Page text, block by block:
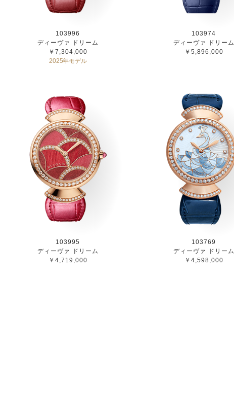
103996
ディーヴァ ドリーム
￥7,304,000
2025年モデル
103974
ディーヴァ ドリーム
￥5,896,000
103995
ディーヴァ ドリーム
￥4,719,000
103769
ディーヴァ ドリーム
￥4,598,000